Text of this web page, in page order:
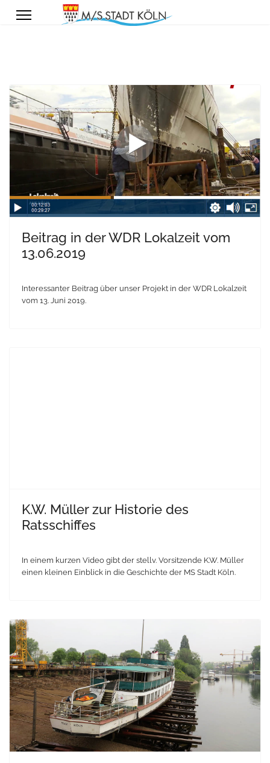
Beitrag in der WDR Lokalzeit vom
13.06.2019
Interessanter Beitrag über unser Projekt in der WDR Lokalzeit
vom 13. Juni 2019.
K.W. Müller zur Historie des
Ratsschiffes
In einem kurzen Video gibt der stellv. Vorsitzende K.W. Müller
einen kleinen Einblick in die Geschichte der MS Stadt Köln.